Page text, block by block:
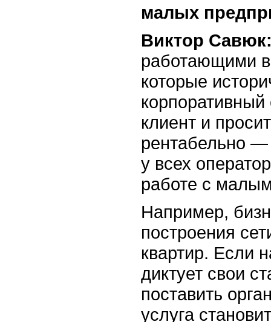
малых
Виктор
работающими в
которые
клиент и
рентабельно —
у всех
работе с
Например,
построения
квартир. Если
диктует свои
поставить
услуга